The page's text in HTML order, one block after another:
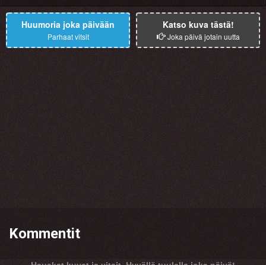
Huumoria joka päivään
Parhaat vitsit
Katso kuva tästä!
Joka päivä jotain uutta
Kommentit